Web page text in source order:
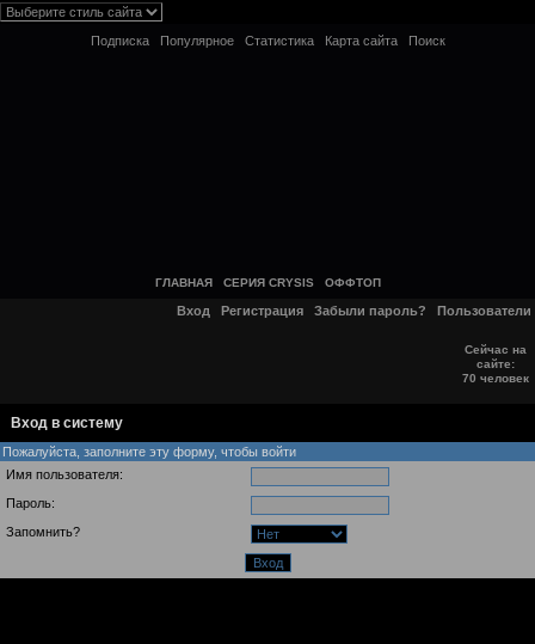
Подписка Популярное Статистика Карта сайта Поиск
ГЛАВНАЯ СЕРИЯ CRYSIS ОФФТОП
Вход Регистрация Забыли пароль? Пользователи
Сейчас на
сайте:
70 человек
Вход в систему
Пожалуйста, заполните эту форму, чтобы войти
Имя пользователя:
Пароль:
Запомнить?